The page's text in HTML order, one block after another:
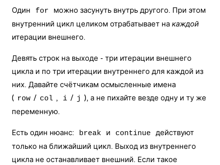
Один for
можно засунуть внутрь другого. При этом
внутренний цикл целиком отрабатывает на каждой
итерации внешнего.
Девять строк на выходе - три итерации внешнего
цикла и по три итерации внутреннего для каждой из
них. Давайте счётчикам осмысленные имена
( row / col , i / j ), а не пихайте везде одну и ту же
переменную.
Есть один нюанс: break и continue
действуют
только на ближайший цикл. Выход из внутреннего
цикла не останавливает внешний. Если такое